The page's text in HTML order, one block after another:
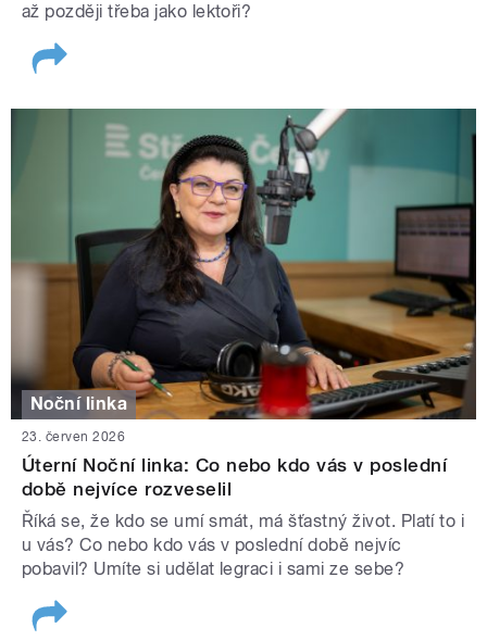
až později třeba jako lektoři?
Noční linka
23. červen 2026
Úterní Noční linka: Co nebo kdo vás v poslední
době nejvíce rozveselil
Říká se, že kdo se umí smát, má šťastný život. Platí to i
u vás? Co nebo kdo vás v poslední době nejvíc
pobavil? Umíte si udělat legraci i sami ze sebe?